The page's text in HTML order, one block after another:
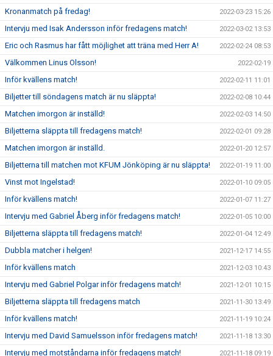
Kronanmatch på fredag! 2022-03-23 15:26
Intervju med Isak Andersson inför fredagens match! 2022-03-02 13:53
Eric och Rasmus har fått möjlighet att träna med Herr A! 2022-02-24 08:53
Välkommen Linus Olsson! 2022-02-19
Inför kvällens match! 2022-02-11 11:01
Biljetter till söndagens match är nu släppta! 2022-02-08 10:44
Matchen imorgon är inställd! 2022-02-03 14:50
Biljetterna släppta till fredagens match! 2022-02-01 09:28
Matchen imorgon är inställd. 2022-01-20 12:57
Biljetterna till matchen mot KFUM Jönköping är nu släppta! 2022-01-19 11:00
Vinst mot Ingelstad! 2022-01-10 09:05
Inför kvällens match! 2022-01-07 11:27
Intervju med Gabriel Åberg inför fredagens match! 2022-01-05 10:00
Biljetterna släppta till fredagens match! 2022-01-04 12:49
Dubbla matcher i helgen! 2021-12-17 14:55
Inför kvällens match 2021-12-03 10:43
Intervju med Gabriel Polgar inför fredagens match! 2021-12-01 10:15
Biljetterna släppta till fredagens match 2021-11-30 13:49
Inför kvällens match! 2021-11-19 10:24
Intervju med David Samuelsson inför fredagens match! 2021-11-18 13:30
Intervju med motståndarna inför fredagens match! 2021-11-18 09:19